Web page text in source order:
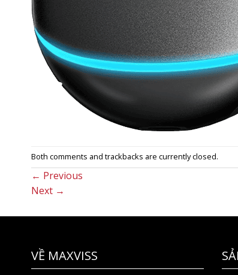
Both comments and trackbacks are currently closed.
← Previous
Next →
VỀ MAXVISS